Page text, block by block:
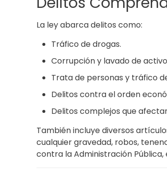
La ley abarca delitos como:
Tráfico de drogas.
Corrupción y lavado de
Trata de personas y tráfico
Delitos contra el orden
Delitos complejos que
También incluye diversos
cualquier gravedad, robos,
contra la Administración Pública,